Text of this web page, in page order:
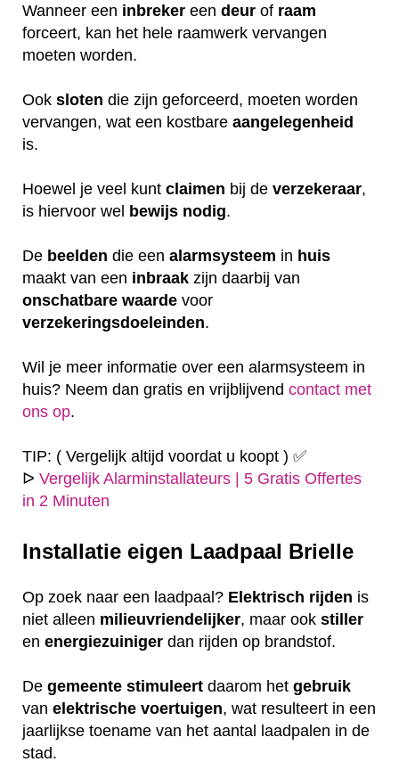
Wanneer een inbreker een deur of raam
forceert, kan het hele raamwerk vervangen
moeten worden.
Ook sloten die zijn geforceerd, moeten worden
vervangen, wat een kostbare aangelegenheid
is.
Hoewel je veel kunt claimen bij de verzekeraar,
is hiervoor wel bewijs nodig.
De beelden die een alarmsysteem in huis
maakt van een inbraak zijn daarbij van
onschatbare waarde voor
verzekeringsdoeleinden.
Wil je meer informatie over een alarmsysteem in
huis? Neem dan gratis en vrijblijvend contact met
ons op.
TIP: ( Vergelijk altijd voordat u koopt ) ✅
ᐅ Vergelijk Alarminstallateurs | 5 Gratis Offertes
in 2 Minuten
Installatie eigen Laadpaal Brielle
Op zoek naar een laadpaal? Elektrisch rijden is
niet alleen milieuvriendelijker, maar ook stiller
en energiezuiniger dan rijden op brandstof.
De gemeente stimuleert daarom het gebruik
van elektrische voertuigen, wat resulteert in een
jaarlijkse toename van het aantal laadpalen in de
stad.